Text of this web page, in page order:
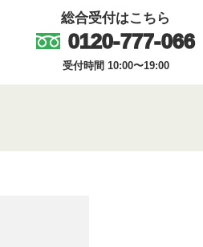
総合受付はこちら
0120-777-066
受付時間 10:00〜19:00